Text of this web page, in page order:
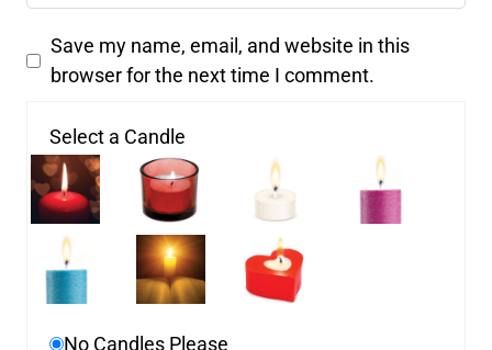
Save my name, email, and website in this
browser for the next time I comment.
Select a Candle
No Candles Please